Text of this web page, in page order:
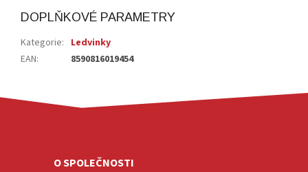
DOPLŇKOVÉ PARAMETRY
Kategorie: Ledvinky
EAN: 8590816019454
O SPOLEČNOSTI